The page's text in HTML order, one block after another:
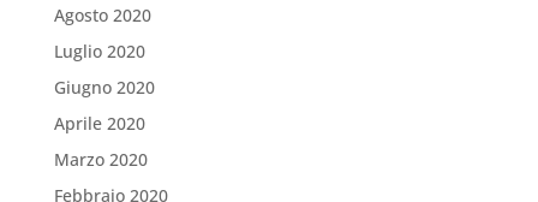
Agosto 2020
Luglio 2020
Giugno 2020
Aprile 2020
Marzo 2020
Febbraio 2020